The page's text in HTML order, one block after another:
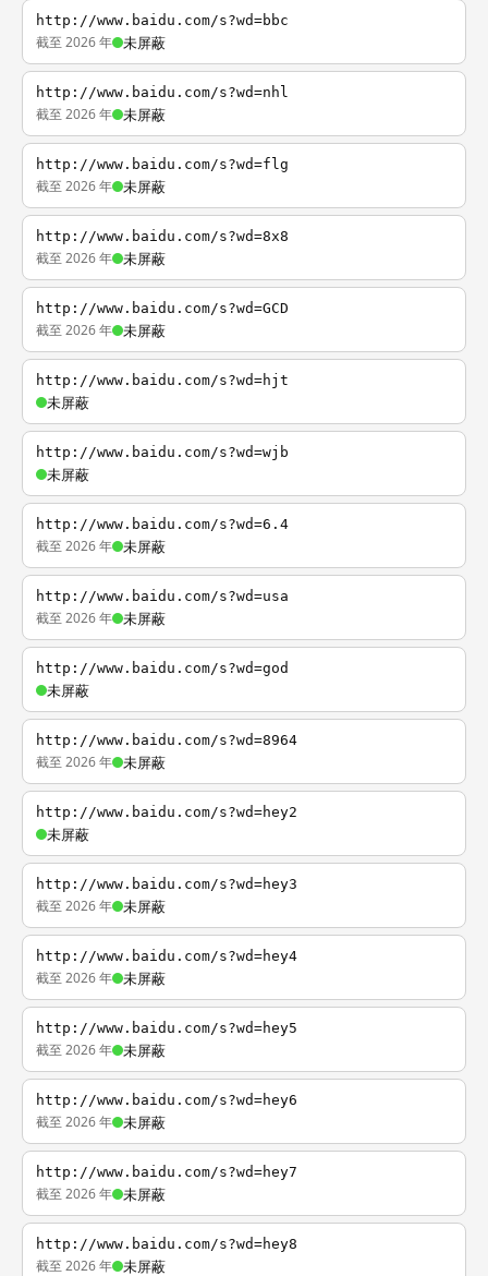
http://www.baidu.com/s?wd=bbc
截至 2026 年 未屏蔽
http://www.baidu.com/s?wd=nhl
截至 2026 年 未屏蔽
http://www.baidu.com/s?wd=flg
截至 2026 年 未屏蔽
http://www.baidu.com/s?wd=8x8
截至 2026 年 未屏蔽
http://www.baidu.com/s?wd=GCD
截至 2026 年 未屏蔽
http://www.baidu.com/s?wd=hjt
未屏蔽
http://www.baidu.com/s?wd=wjb
未屏蔽
http://www.baidu.com/s?wd=6.4
截至 2026 年 未屏蔽
http://www.baidu.com/s?wd=usa
截至 2026 年 未屏蔽
http://www.baidu.com/s?wd=god
未屏蔽
http://www.baidu.com/s?wd=8964
截至 2026 年 未屏蔽
http://www.baidu.com/s?wd=hey2
未屏蔽
http://www.baidu.com/s?wd=hey3
截至 2026 年 未屏蔽
http://www.baidu.com/s?wd=hey4
截至 2026 年 未屏蔽
http://www.baidu.com/s?wd=hey5
截至 2026 年 未屏蔽
http://www.baidu.com/s?wd=hey6
截至 2026 年 未屏蔽
http://www.baidu.com/s?wd=hey7
截至 2026 年 未屏蔽
http://www.baidu.com/s?wd=hey8
截至 2026 年 未屏蔽